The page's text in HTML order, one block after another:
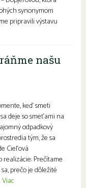
synonymom
pripravili výstavu
našu
keď smeti
deje so smeťami na
odpadkový
tým, že sa
Cieľová
realizácie: Prečítame
prečo je dôležité
Viac